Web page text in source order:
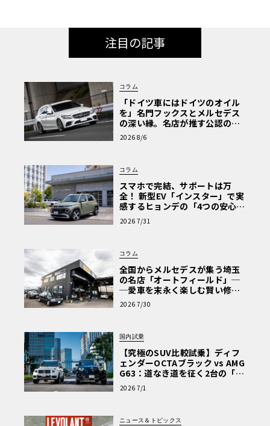
注目の記事
コラム
「ドイツ車にはドイツのオイル
を」名門フックスとメルセデス
の深い縁。名店が推す公認の安
心と、Cクラスで味わうシルキー
な走り〈PR〉
2026 8/6
コラム
スマホで完結、サポートは万
全！ 新型EV「インスター」で実
感するヒョンデの「4つの安心」
【第1回・ヒョンデ6つの疑問：
Why? Hyundai?】〈PR〉
2026 7/31
コラム
全国からメルセデスが集う埼玉
の名店「オートフィールド」─
─愛車を末永く楽しむ賢い修理
術と、プロがフックス製オイル
を選ぶ理由〈PR〉
2026 7/30
国内試乗
【究極のSUV比較試乗】ディフ
ェンダーOCTAブラック vs AMG
G63：道なき道を征く2台の「対
極的アプローチ」
2026 7/1
ニュース＆トピックス